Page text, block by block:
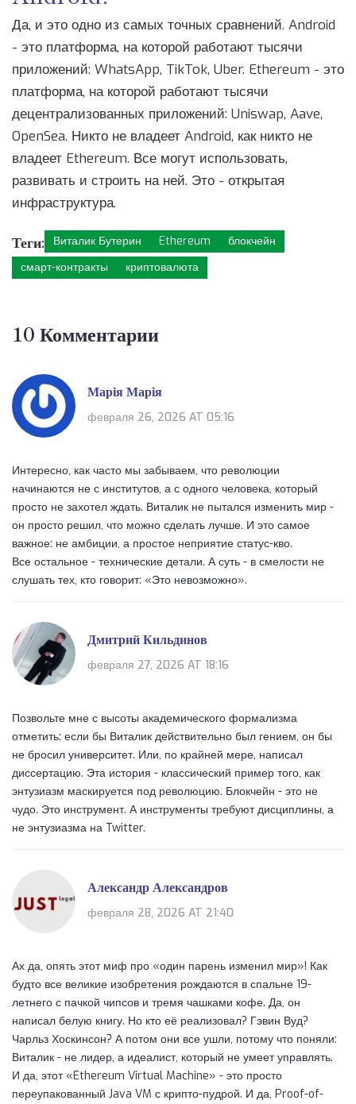
Да, и это одно из самых точных сравнений. Android
- это платформа, на которой работают тысячи
приложений: WhatsApp, TikTok, Uber. Ethereum - это
платформа, на которой работают тысячи
децентрализованных приложений: Uniswap, Aave,
OpenSea. Никто не владеет Android, как никто не
владеет Ethereum. Все могут использовать,
развивать и строить на ней. Это - открытая
инфраструктура.
Теги: Виталик Бутерин Ethereum
блокчейн
смарт-контракты
криптовалюта
10 Комментарии
Марія Марія
февраля 26, 2026 AT 05:16
Интересно, как часто мы забываем, что революции
начинаются не с институтов, а с одного человека, который
просто не захотел ждать. Виталик не пытался изменить мир -
он просто решил, что можно сделать лучше. И это самое
важное: не амбиции, а простое неприятие статус-кво.
Все остальное - технические детали. А суть - в смелости не
слушать тех, кто говорит: «Это невозможно».
Дмитрий Кильдинов
февраля 27, 2026 AT 18:16
Позвольте мне с высоты академического формализма
отметить: если бы Виталик действительно был гением, он бы
не бросил университет. Или, по крайней мере, написал
диссертацию. Эта история - классический пример того, как
энтузиазм маскируется под революцию. Блокчейн - это не
чудо. Это инструмент. А инструменты требуют дисциплины, а
не энтузиазма на Twitter.
Александр Александров
февраля 28, 2026 AT 21:40
Ах да, опять этот миф про «один парень изменил мир»! Как
будто все великие изобретения рождаются в спальне 19-
летнего с пачкой чипсов и тремя чашками кофе. Да, он
написал белую книгу. Но кто её реализовал? Гэвин Вуд?
Чарльз Хоскинсон? А потом они все ушли, потому что поняли:
Виталик - не лидер, а идеалист, который не умеет управлять.
И да, этот «Ethereum Virtual Machine» - это просто
переупакованный Java VM с крипто-пудрой. И да, Proof-of-